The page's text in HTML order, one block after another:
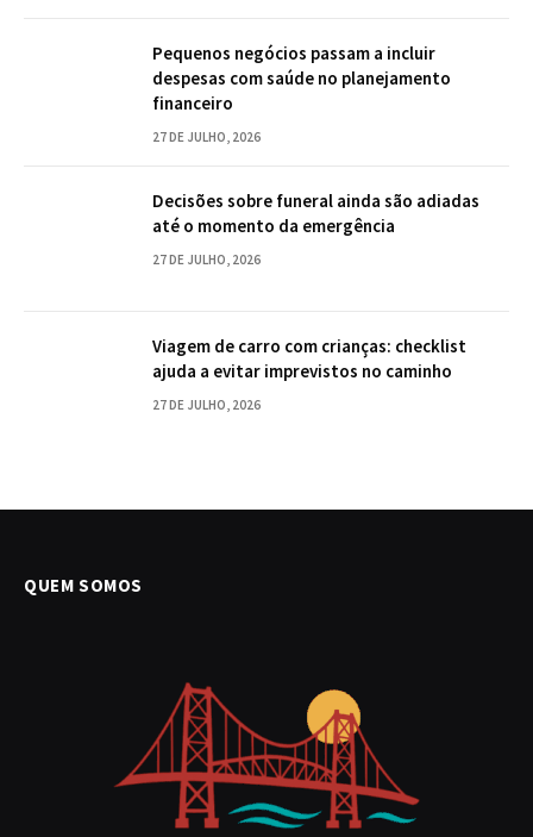
Pequenos negócios passam a incluir
despesas com saúde no planejamento
financeiro
27 DE JULHO, 2026
Decisões sobre funeral ainda são adiadas
até o momento da emergência
27 DE JULHO, 2026
Viagem de carro com crianças: checklist
ajuda a evitar imprevistos no caminho
27 DE JULHO, 2026
QUEM SOMOS